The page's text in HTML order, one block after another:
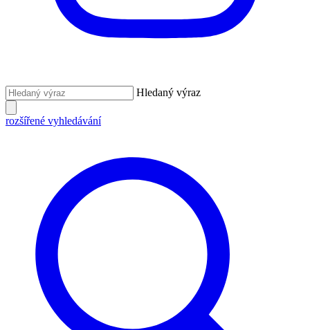
Hledaný výraz
rozšířené vyhledávání